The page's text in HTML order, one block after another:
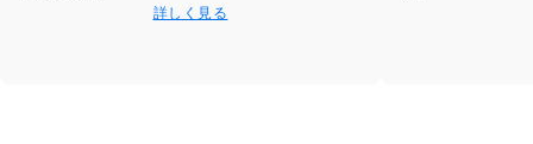
詳しく見る